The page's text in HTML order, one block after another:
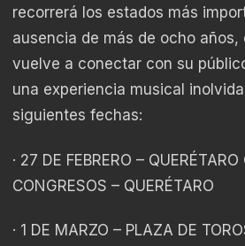
recorrerá los estados más
ausencia de más de ocho años,
vuelve a conectar con su
una experiencia musical
siguientes fechas:
· 27 DE FEBRERO –
CONGRESOS – QUERÉTARO
· 1 DE MARZO – PLAZA DE